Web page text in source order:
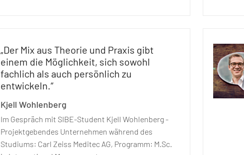
„Der Mix aus Theorie und Praxis gibt
einem die Möglichkeit, sich sowohl
fachlich als auch persönlich zu
entwickeln.“
Kjell Wohlenberg
Im Gespräch mit SIBE-Student Kjell Wohlenberg -
Projektgebendes Unternehmen während des
Studiums: Carl Zeiss Meditec AG, Programm: M.Sc.